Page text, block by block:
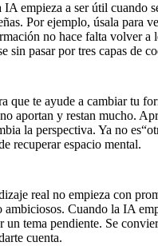
IA empieza a ser útil cuando
Por ejemplo, úsala para
no hace falta volver a
sin pasar por tres capas de
que te ayude a cambiar tu
aportan y restan mucho.
la perspectiva. Ya no
recuperar espacio mental.
real no empieza con
ambiciosos. Cuando la IA
un tema pendiente. Se
cuenta.